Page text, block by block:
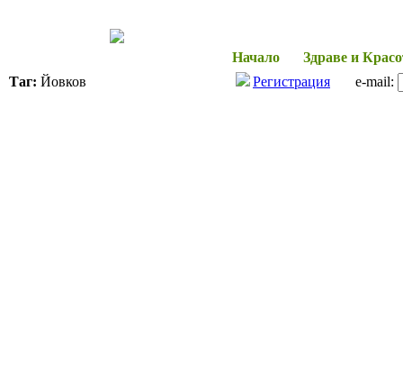
Начало
Здраве и
Таг: Йовков Регистрация e-mail: